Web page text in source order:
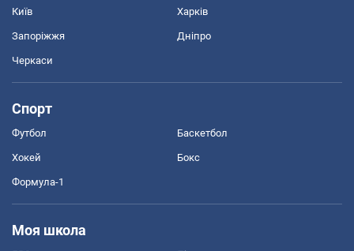
Київ Харків
Запоріжжя Дніпро
Черкаси
Спорт
Футбол Баскетбол
Хокей Бокс
Формула-1
Моя школа